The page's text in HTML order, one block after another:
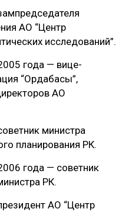
АО “Центр
исследований”.
года — вице-
“Ордабасы”,
АО
министра
планирования РК.
года — советник
РК.
АО “Центр